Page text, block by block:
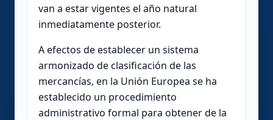
van a estar vigentes el año natural
inmediatamente posterior.
A efectos de establecer un sistema
armonizado de clasificación de las
mercancías, en la Unión Europea se ha
establecido un procedimiento
administrativo formal para obtener de la